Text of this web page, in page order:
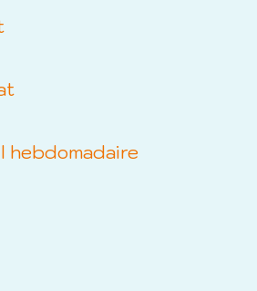
hebdomadaire